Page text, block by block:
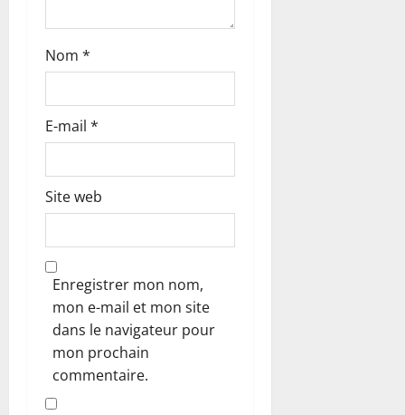
e
Nom *
E-mail *
Site web
Enregistrer mon nom,
mon e-mail et mon site
dans le navigateur pour
mon prochain
commentaire.